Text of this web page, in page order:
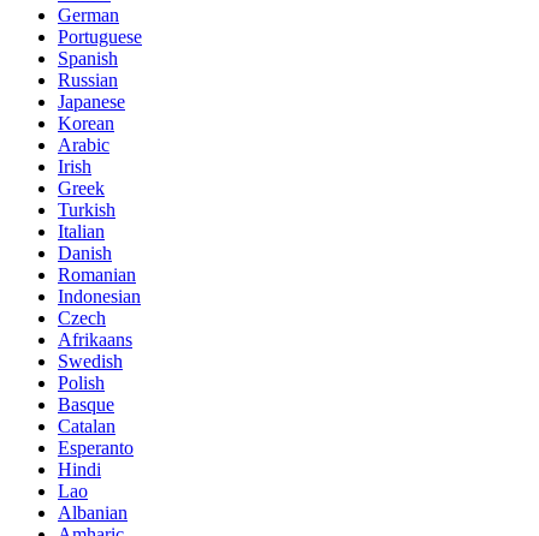
German
Portuguese
Spanish
Russian
Japanese
Korean
Arabic
Irish
Greek
Turkish
Italian
Danish
Romanian
Indonesian
Czech
Afrikaans
Swedish
Polish
Basque
Catalan
Esperanto
Hindi
Lao
Albanian